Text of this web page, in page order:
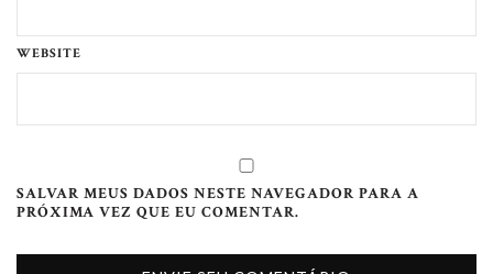
WEBSITE
SALVAR MEUS DADOS NESTE NAVEGADOR PARA A
PRÓXIMA VEZ QUE EU COMENTAR.